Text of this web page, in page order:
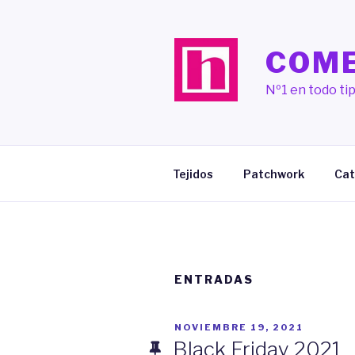
Nº1 en todo
Tejidos Patchwork
ENTRADAS
PUBLICADO
EL
NOVIEMBRE 19, 2021
Black Friday 2021